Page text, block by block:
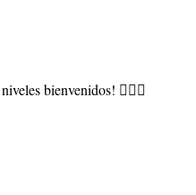
bienvenidos! 🧘‍♂️✨